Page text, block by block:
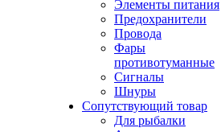
Элементы питания
Предохранители
Провода
Фары
противотуманные
Сигналы
Шнуры
Сопутствующий товар
Для рыбалки